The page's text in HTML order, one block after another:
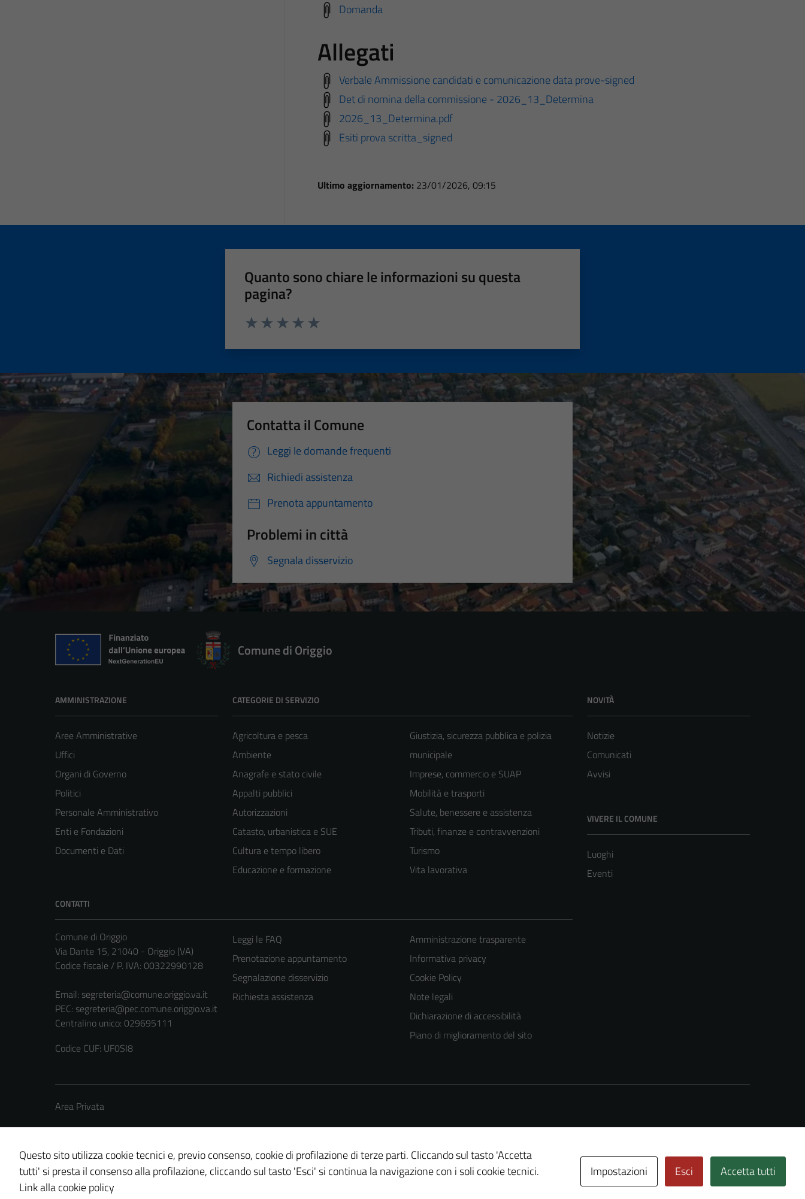
Domanda
Allegati
Verbale Ammissione candidati e comunicazione data prove-signed
Det di nomina della commissione - 2026_13_Determina
2026_13_Determina.pdf
Esiti prova scritta_signed
Ultimo aggiornamento: 23/01/2026, 09:15
Quanto sono chiare le informazioni su questa
pagina?
Contatta il Comune
Leggi le domande frequenti
Richiedi assistenza
Prenota appuntamento
Problemi in città
Segnala disservizio
Comune di Origgio
AMMINISTRAZIONE
Aree Amministrative
Uffici
Organi di Governo
Politici
Personale Amministrativo
Enti e Fondazioni
Documenti e Dati
CATEGORIE DI SERVIZIO
Agricoltura e pesca
Ambiente
Anagrafe e stato civile
Appalti pubblici
Autorizzazioni
Catasto, urbanistica e SUE
Cultura e tempo libero
Educazione e formazione
Giustizia, sicurezza pubblica e polizia
municipale
Imprese, commercio e SUAP
Mobilità e trasporti
Salute, benessere e assistenza
Tributi, finanze e contravvenzioni
Turismo
Vita lavorativa
NOVITÀ
Notizie
Comunicati
Avvisi
VIVERE IL COMUNE
Luoghi
Eventi
CONTATTI
Comune di Origgio
Via Dante 15, 21040 - Origgio (VA)
Codice fiscale / P. IVA: 00322990128
Email: segreteria@comune.origgio.va.it
PEC: segreteria@pec.comune.origgio.va.it
Centralino unico: 029695111
Codice CUF: UF0SI8
Leggi le FAQ
Prenotazione appuntamento
Segnalazione disservizio
Richiesta assistenza
Amministrazione trasparente
Informativa privacy
Cookie Policy
Note legali
Dichiarazione di accessibilità
Piano di miglioramento del sito
Area Privata
Credits: © Technical Design s.r.l.
Questo sito utilizza cookie tecnici e, previo consenso, cookie di profilazione di terze parti. Cliccando sul tasto 'Accetta
tutti' si presta il consenso alla profilazione, cliccando sul tasto 'Esci' si continua la navigazione con i soli cookie tecnici.
Link alla cookie policy
Impostazioni Esci Accetta tutti
Tecnici